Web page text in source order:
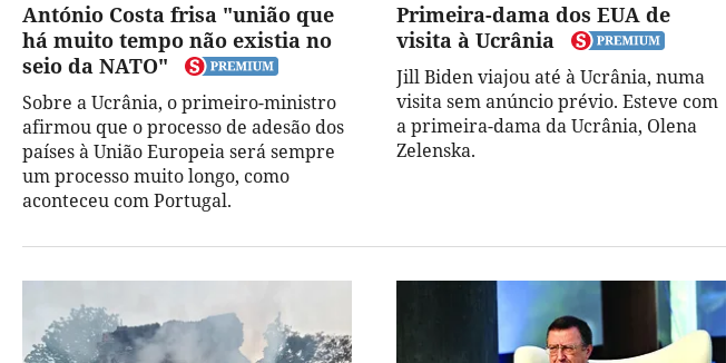
António Costa frisa "união que
há muito tempo não existia no
seio da NATO"
Sobre a Ucrânia, o primeiro-ministro
afirmou que o processo de adesão dos
países à União Europeia será sempre
um processo muito longo, como
aconteceu com Portugal.
Primeira-dama dos EUA de
visita à Ucrânia
Jill Biden viajou até à Ucrânia, numa
visita sem anúncio prévio. Esteve com
a primeira-dama da Ucrânia, Olena
Zelenska.